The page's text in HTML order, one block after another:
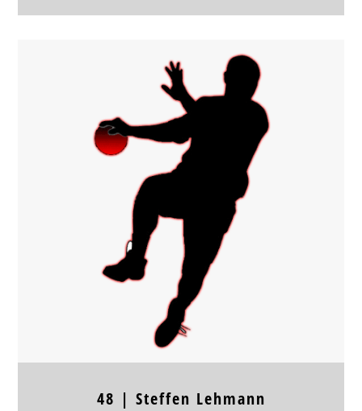
Position
Jahrgang
Körpergröße
Frühere Stationen
48 | Steffen Lehmann